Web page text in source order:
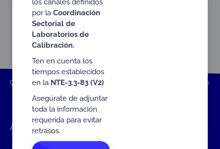
RAC-3.0-01
ONAC Inicio ONAC Documentos
Reglas de Acreditación
Accesos rápidos
Eventos
por la Coordinación
Sectorial de
Laboratorios de
Calibración.
Ten en cuenta los
tiempos establecidos
en la NTE-3.3-83 (V2)
Asegúrate de adjuntar
toda la información
requerida para evitar
retrasos.